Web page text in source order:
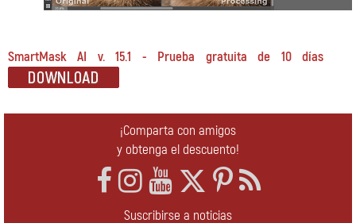
SmartMask AI v. 15.1 - Prueba gratuita de 10 días
¡Comparta con amigos
y obtenga el descuento!
Suscribirse a noticias